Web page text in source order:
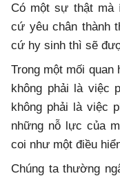
Có một sự thật mà
cứ yêu chân thành
cứ hy sinh thì sẽ
Trong một mối
không phải là việc
không phải là việc
những nỗ lực của
coi như một điều
Chúng ta thường